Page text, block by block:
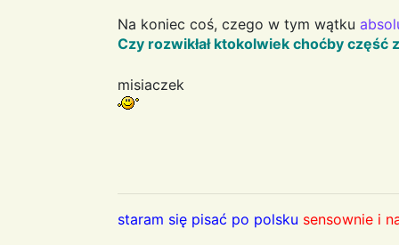
Na koniec coś, czego w tym wątku
Czy rozwikłał ktokolwiek choćby część
misiaczek
staram się pisać po polsku sensownie i